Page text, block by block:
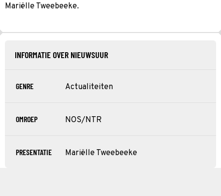
Mariëlle Tweebeeke.
INFORMATIE OVER NIEUWSUUR
GENRE Actualiteiten
OMROEP NOS/NTR
PRESENTATIE Mariëlle Tweebeeke